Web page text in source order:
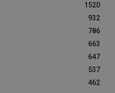
1520
932
786
663
647
537
462